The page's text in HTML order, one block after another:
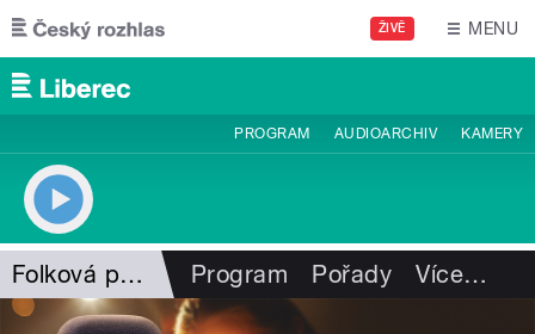
Přejít k hlavnímu obsahu
ŽIVĚ MENU
PROGRAM AUDIOARCHIV KAMERY
Folková pohlazení Program Pořady Více…